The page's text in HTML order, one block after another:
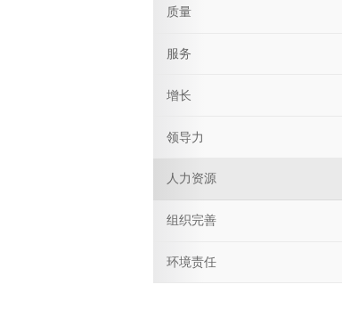
质量
服务
增长
领导力
人力资源
组织完善
环境责任